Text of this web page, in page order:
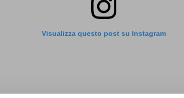
Visualizza questo post su Instagram